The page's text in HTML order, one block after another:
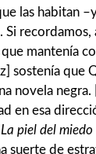
las habitan
recordamos,
mantenía
sostenía que
novela negra.
en esa
La piel del miedo
suerte de